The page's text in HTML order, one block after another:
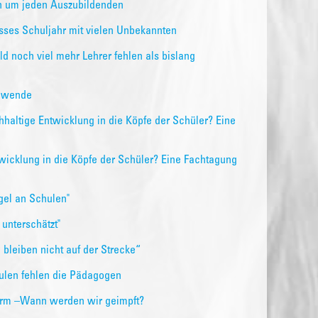
um jeden Auszubildenden
Schuljahr mit vielen Unbekannten
noch viel mehr Lehrer fehlen als bislang
Entwicklung in die Köpfe der Schüler? Eine
in die Köpfe der Schüler? Eine Fachtagung
an Schulen"
bleiben nicht auf der Strecke“
fehlen die Pädagogen
–Wann werden wir geimpft?